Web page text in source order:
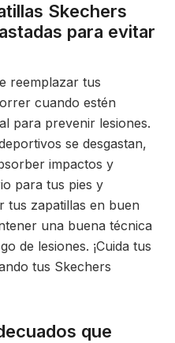
Skechers
para evitar
reemplazar tus
cuando estén
para prevenir lesiones.
se desgastan,
impactos y
para tus pies y
tus zapatillas en buen
una buena técnica
de lesiones. ¡Cuida tus
tus Skechers
que